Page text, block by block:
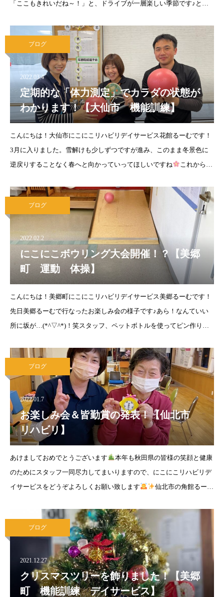
「ここもきれいだね～！」と、ドライブが一層楽しい季節です♪とこ
な『千秋公園』では3年ぶりに
ブログ
2022.03.4
定期的な「体力測定」でカラダの状態が
わかります！【大仙市 機能訓練】
こんにちは！大仙市にこにこリハビリデイサービス花館るーむです！
3月に入りました。雪解けも少しずつですが進み、このまま冬景色に
逆戻りすることなく春へと向かっていってほしいですね
これからの
も多くいらっしゃるかと思いま
ブログ
2022.02.2
にこにこボウリング大会開催！？【美郷
町 運動 体操】
こんにちは！美郷町にこにこリハビリデイサービス美郷るーむです！
先日美郷るーむで行なったお楽しみ会の様子です♪あら！なんていい
所に坂が…(*^▽^*)！笑スタッフ、ペットボトルを使ってピン作り！
ブログ
2022.01.7
お楽しみ会＆皆勤賞の発表！【仙北市
リハビリ】
あけましておめでとうございます
本年も秋田県の皆様の笑顔と健康
のためにスタッフ一同尽力してまいりますので、にこにこリハビリデ
イサービスをどうぞよろしくお願い致します
仙北市の角館るーむ
ブログ
2021.12.27
クリスマスツリーを飾りました！【美郷
町 機能訓練 デイサービス】